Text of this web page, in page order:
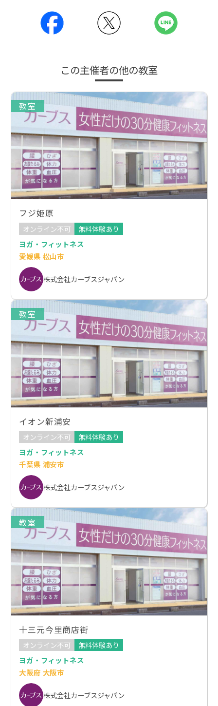
この主催者の他の教室
教室
フジ姫原
オンライン不可
無料体験あり
ヨガ・フィットネス
愛媛県 松山市
株式会社カーブスジャパン
教室
イオン新浦安
オンライン不可
無料体験あり
ヨガ・フィットネス
千葉県 浦安市
株式会社カーブスジャパン
教室
十三元今里商店街
オンライン不可
無料体験あり
ヨガ・フィットネス
大阪府 大阪市
株式会社カーブスジャパン